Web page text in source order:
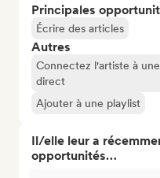
Principales
Écrire des articles
Autres
Connectez l'artiste à
direct
Ajouter à une playlist
Il/elle leur a
opportunités…